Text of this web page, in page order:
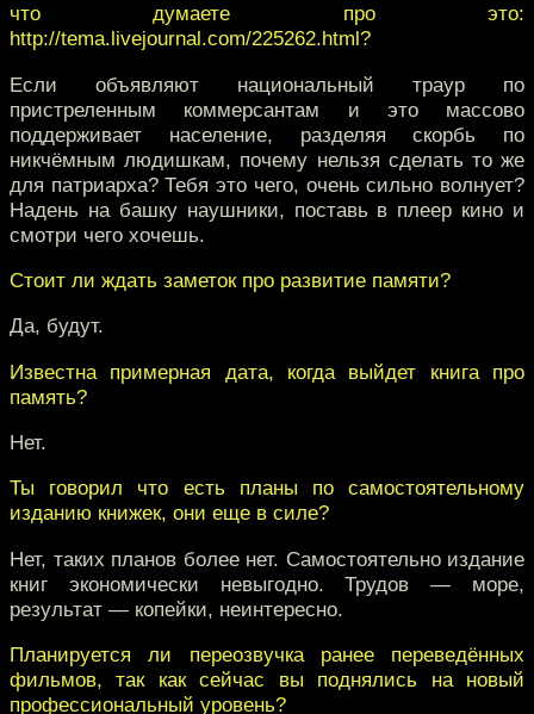
что думаете про это:
http://tema.livejournal.com/225262.html?
Если объявляют национальный траур по
пристреленным коммерсантам и это массово
поддерживает население, разделяя скорбь по
никчёмным людишкам, почему нельзя сделать то же
для патриарха? Тебя это чего, очень сильно волнует?
Надень на башку наушники, поставь в плеер кино и
смотри чего хочешь.
Стоит ли ждать заметок про развитие памяти?
Да, будут.
Известна примерная дата, когда выйдет книга про
память?
Нет.
Ты говорил что есть планы по самостоятельному
изданию книжек, они еще в силе?
Нет, таких планов более нет. Самостоятельно издание
книг экономически невыгодно. Трудов — море,
результат — копейки, неинтересно.
Планируется ли переозвучка ранее переведённых
фильмов, так как сейчас вы поднялись на новый
профессиональный уровень?